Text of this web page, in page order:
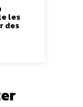
les
des